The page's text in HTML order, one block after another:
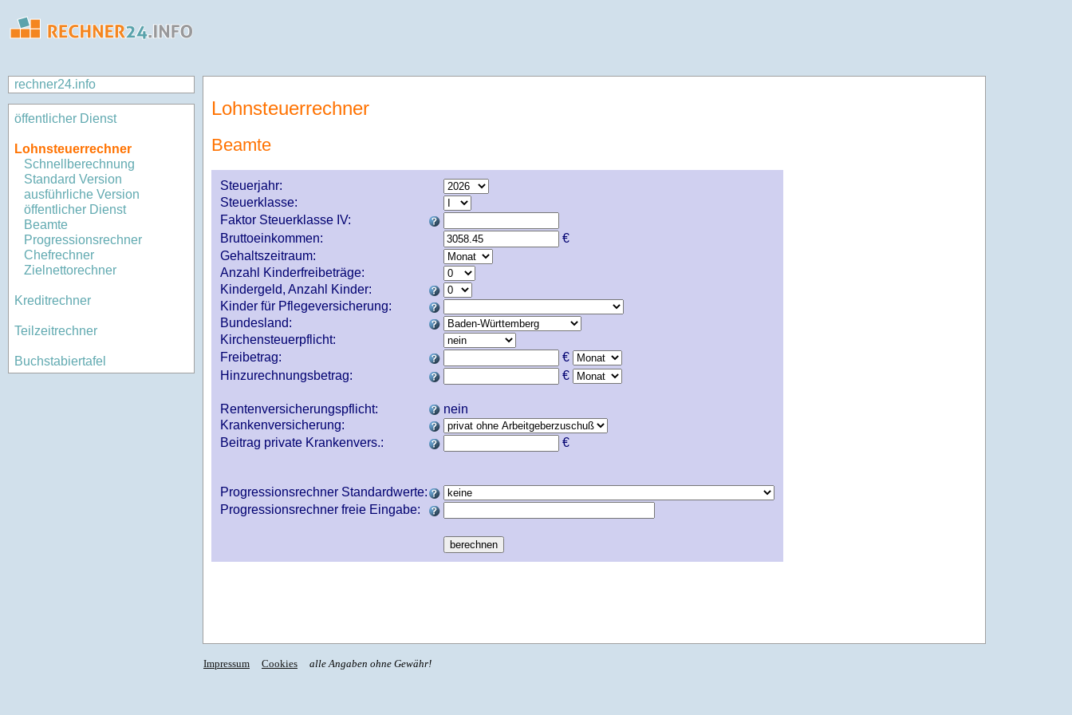
rechner24.info
öffentlicher Dienst
Lohnsteuerrechner
Schnellberechnung
Standard Version
ausführliche Version
öffentlicher Dienst
Beamte
Progressionsrechner
Chefrechner
Zielnettorechner
Kreditrechner
Teilzeitrechner
Buchstabiertafel
Lohnsteuerrechner
Beamte
Steuerjahr:
Steuerklasse:
Faktor Steuerklasse IV:
Bruttoeinkommen:
€
Gehaltszeitraum:
Anzahl Kinderfreibeträge:
Kindergeld, Anzahl Kinder:
Kinder für Pflegeversicherung:
Bundesland:
Kirchensteuerpflicht:
Freibetrag:
€
Hinzurechnungsbetrag:
€
Rentenversicherungspflicht:
nein
Krankenversicherung:
Beitrag private Krankenvers.:
€
Progressionsrechner Standardwerte:
Progressionsrechner freie Eingabe:
Impressum Cookies alle Angaben ohne Gewähr!